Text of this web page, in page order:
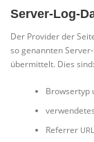
Server-Log-
Der Pro­vi­der der
so genann­ten
über­mit­telt. Dies sind:
Brow­ser­typ
Refer­rer URL